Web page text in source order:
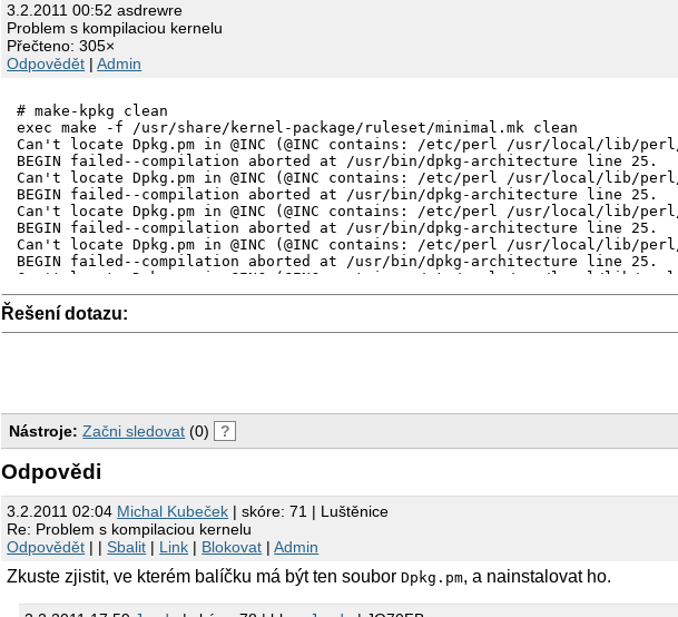
3.2.2011 00:52 asdrewre
Problem s kompilaciou kernelu
Přečteno: 305×
Odpovědět |Admin
# make-kpkg clean
exec make -f /usr/share/kernel-package/ruleset/minimal.mk clean
Can't locate Dpkg.pm in @INC (@INC contains: /etc/perl /usr/local/
BEGIN failed--compilation aborted at /usr/bin/dpkg-architecture line 25.
Can't locate Dpkg.pm in @INC (@INC contains: /etc/perl /usr/local/
BEGIN failed--compilation aborted at /usr/bin/dpkg-architecture line 25.
Can't locate Dpkg.pm in @INC (@INC contains: /etc/perl /usr/local/
BEGIN failed--compilation aborted at /usr/bin/dpkg-architecture line 25.
Can't locate Dpkg.pm in @INC (@INC contains: /etc/perl /usr/local/
BEGIN failed--compilation aborted at /usr/bin/dpkg-architecture line 25.
Can't locate Dpkg.pm in @INC (@INC contains: /etc/perl /usr/local/
BEGIN failed--compilation aborted at /usr/bin/dpkg-architecture line 25.
Can't locate Dpkg.pm in @INC (@INC contains: /etc/perl /usr/local/
BEGIN failed--compilation aborted at /usr/bin/dpkg-architecture line 25.
Can't locate Dpkg.pm in @INC (@INC contains: /etc/perl /usr/local/
Can't locate Dpkg.pm in @INC (@INC contains: /etc/perl /usr/local/
====== making target minimal_clean [new prereqs: ]======
Cleaning.
rm -f .config
Řešení dotazu:
Nástroje: Začni sledovat (0) ?
Odpovědi
3.2.2011 02:04 Michal Kubeček | skóre: 71 | Luštěnice
Re: Problem s kompilaciou kernelu
Odpovědět | |Sbalit | Link | Blokovat |Admin
Zkuste zjistit, ve kterém balíčku má být ten souborDpkg.pm, a nainstalovat ho.